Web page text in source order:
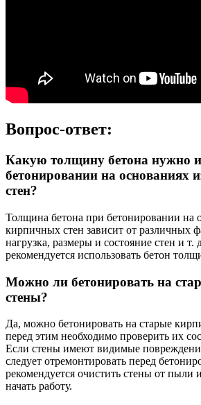
Вопрос-ответ:
Какую толщину бетона нужно
бетонировании на основаниях
стен?
Толщина бетона при бетонировании на
кирпичных стен зависит от различных
нагрузка, размеры и состояние стен и
рекомендуется использовать бетон
Можно ли бетонировать на
стены?
Да, можно бетонировать на старые
перед этим необходимо проверить их
Если стены имеют видимые
следует отремонтировать перед
рекомендуется очистить стены от пыли
начать работу.